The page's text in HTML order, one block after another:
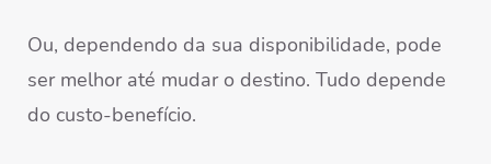
Ou, dependendo da sua disponibilidade, pode
ser melhor até mudar o destino. Tudo depende
do custo-benefício.